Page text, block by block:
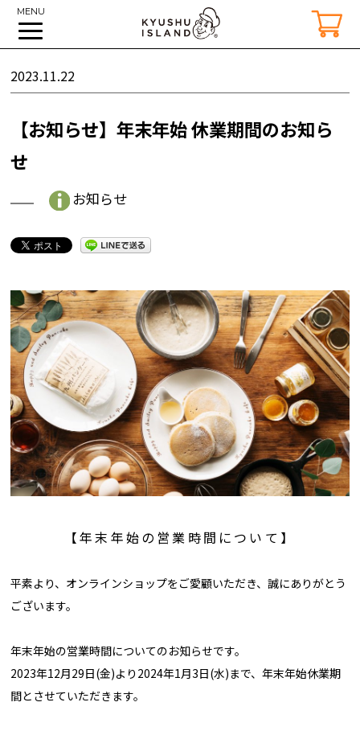
MENU
2023.11.22
【お知らせ】年末年始 休業期間のお知ら
せ
お知らせ
【年末年始の営業時間について】
平素より、オンラインショップをご愛顧いただき、誠にありがとう
ございます。
年末年始の営業時間についてのお知らせです。
2023年12月29日(金)より2024年1月3日(水)まで、年末年始休業期
間とさせていただきます。